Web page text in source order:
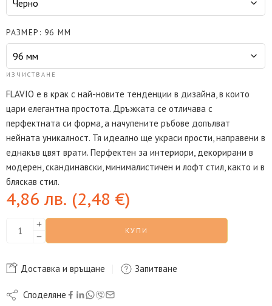
РАЗМЕР 96 ММ
ИЗЧИСТВАНЕ
FLAVIO е в крак с най-новите тенденции в дизайна, в които
цари елегантна простота. Дръжката се отличава с
перфектната си форма, а начупените ръбове допълват
нейната уникалност. Тя идеално ще украси прости, направени в
еднакъв цвят врати. Перфектен за интериори, декорирани в
модерен, скандинавски, минималистичен и лофт стил, както и в
бляскав стил.
4,86лв. (2,48€)
КУПИ
Доставка и връщане Запитване
Споделяне